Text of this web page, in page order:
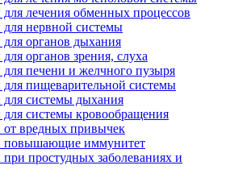
лечения обменных процессов
нервной системы
органов дыхания
органов зрения, слуха
печени и желчного пузыря
пищеварительной системы
системы дыхания
системы кровообращения
от вредных привычек
повышающие иммунитет
простудных заболеваниях и